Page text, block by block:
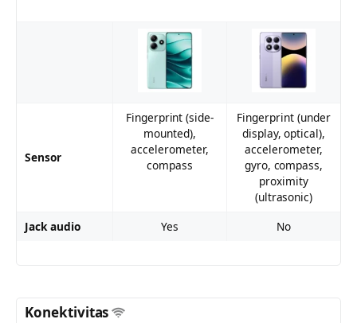
Sensor
Fingerprint (side-
mounted),
accelerometer,
compass
Fingerprint (under
display, optical),
accelerometer,
gyro, compass,
proximity
(ultrasonic)
Jack audio
Yes No
Konektivitas